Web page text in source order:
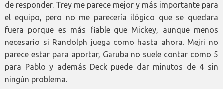
de responder. Trey me parece mejor y más importante para
el equipo, pero no me parecería ilógico que se quedara
fuera porque es más fiable que Mickey, aunque menos
necesario si Randolph juega como hasta ahora. Mejri no
parece estar para aportar, Garuba no suele contar como 5
para Pablo y además Deck puede dar minutos de 4 sin
ningún problema.